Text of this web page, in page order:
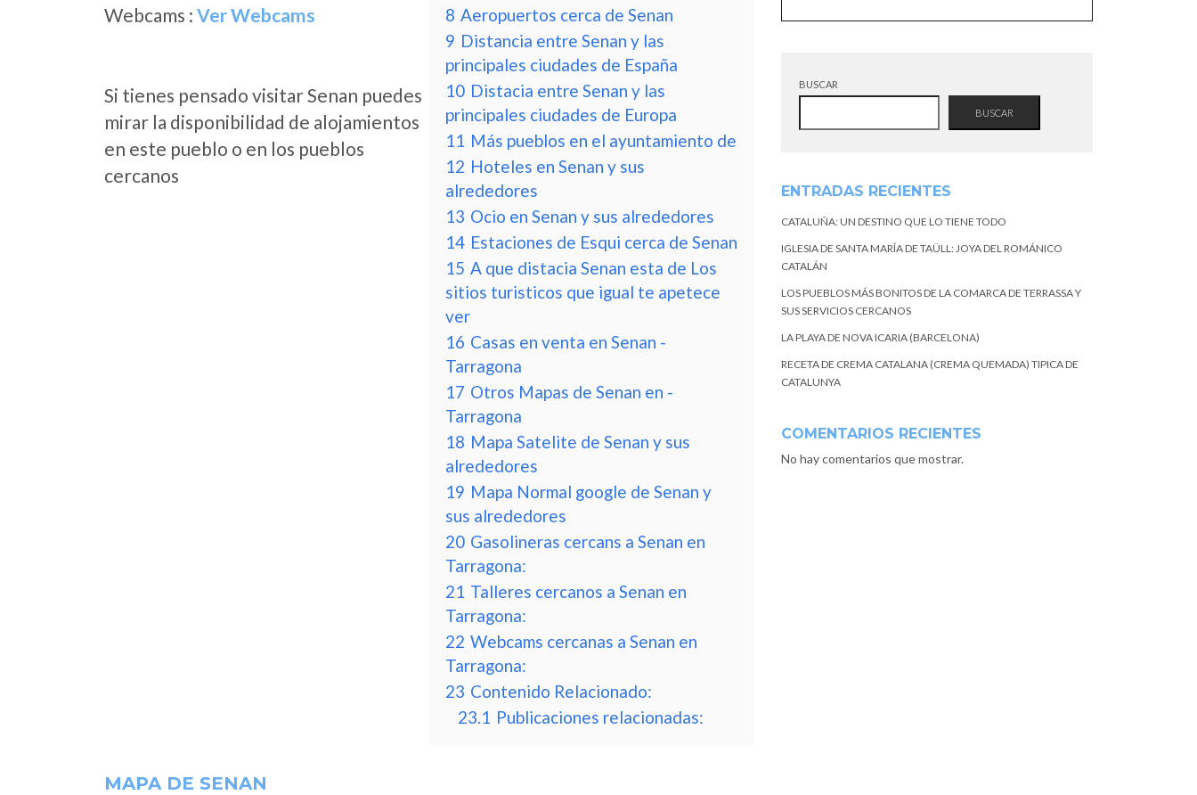
Webcams : Ver Webcams
Si tienes pensado visitar Senan puedes
mirar la disponibilidad de alojamientos
en este pueblo o en los pueblos
cercanos
8 Aeropuertos cerca de Senan
9 Distancia entre Senan y las
principales ciudades de España
10 Distacia entre Senan y las
principales ciudades de Europa
11 Más pueblos en el ayuntamiento de
12 Hoteles en Senan y sus
alrededores
13 Ocio en Senan y sus alrededores
14 Estaciones de Esqui cerca de Senan
15 A que distacia Senan esta de Los
sitios turisticos que igual te apetece
ver
16 Casas en venta en Senan -
Tarragona
17 Otros Mapas de Senan en -
Tarragona
18 Mapa Satelite de Senan y sus
alrededores
19 Mapa Normal google de Senan y
sus alrededores
20 Gasolineras cercans a Senan en
Tarragona:
21 Talleres cercanos a Senan en
Tarragona:
22 Webcams cercanas a Senan en
Tarragona:
23 Contenido Relacionado:
23.1 Publicaciones relacionadas:
MAPA DE SENAN
BUSCAR
BUSCAR
ENTRADAS RECIENTES
CATALUÑA: UN DESTINO QUE LO TIENE TODO
IGLESIA DE SANTA MARÍA DE TAÜLL: JOYA DEL ROMÁNICO
CATALÁN
LOS PUEBLOS MÁS BONITOS DE LA COMARCA DE TERRASSA Y
SUS SERVICIOS CERCANOS
LA PLAYA DE NOVA ICARIA (BARCELONA)
RECETA DE CREMA CATALANA (CREMA QUEMADA) TIPICA DE
CATALUNYA
COMENTARIOS RECIENTES
No hay comentarios que mostrar.